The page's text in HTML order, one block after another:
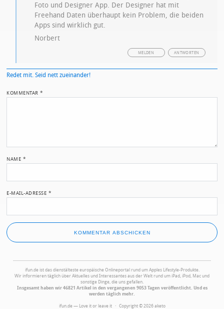
Foto und Designer App. Der Designer hat mit
Freehand Daten überhaupt kein Problem, die beiden
Apps sind wirklich gut.
Norbert
ANTWORTEN
MELDEN
Redet mit. Seid nett zueinander!
KOMMENTAR*
NAME *
E-MAIL-ADRESSE *
ifun.de ist das dienstälteste europäische Onlineportal rund um Apples Lifestyle-Produkte.
Wir informieren täglich über Aktuelles und Interessantes aus der Welt rund um iPad, iPod, Mac und
sonstige Dinge, die uns gefallen.
Insgesamt haben wir 46821 Artikel in den vergangenen 9053 Tagen veröffentlicht. Und es
werden täglich mehr.
ifun.de — Love it or leave it · Copyright © 2026 aketo